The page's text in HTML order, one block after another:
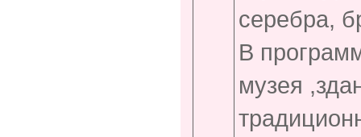
серебра,
В
музея